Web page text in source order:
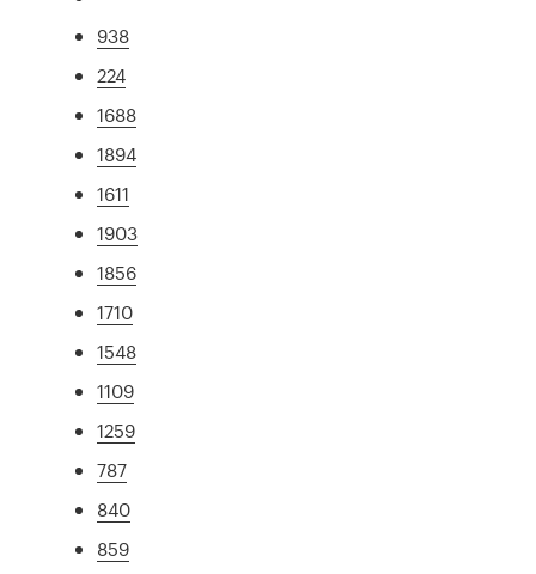
938
224
1688
1894
1611
1903
1856
1710
1548
1109
1259
787
840
859